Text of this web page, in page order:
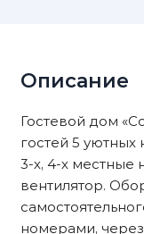
Описание
Гостевой дом
гостей 5 уютных
3-х, 4-х местные
вентилятор.
номерами,